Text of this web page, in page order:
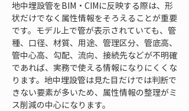
地中埋設管をBIM・CIMに反映する際は、形
状だけでなく属性情報をそろえることが重要
です。モデル上で管が表示されていても、管
種、口径、材質、用途、管理区分、管底高、
管中心高、勾配、流向、接続先などが不明確
であれば、実務で使える情報になりにくくな
ります。地中埋設管は見た目だけでは判断で
きない要素が多いため、属性情報の整理がミ
ス削減の中心になります。